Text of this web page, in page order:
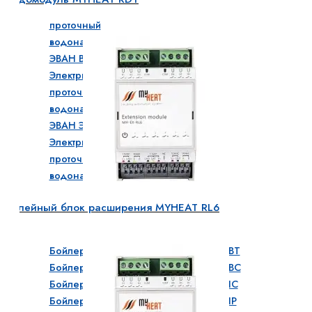
Электрический
проточный
водонагреватель
ЭВАН В1
Электрический
проточный
водонагреватель
ЭВАН ЭПВН
Электрический
проточный
водонагреватель
Бойлер косвенного нагрева EVAN WBT
Бойлер косвенного нагрева EVAN WBC
Бойлер косвенного нагрева EVAN WIC
Бойлер косвенного нагрева EVAN WIP
Релейный блок расширения MYHEAT RL6